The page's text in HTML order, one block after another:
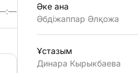
Әке ана
Әбдiжаппар Әлқожа
Ұстазым
Динара Кырыкбаева